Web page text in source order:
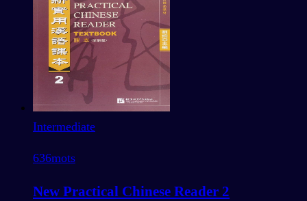
Intermediate
636mots
New Practical Chinese Reader 2